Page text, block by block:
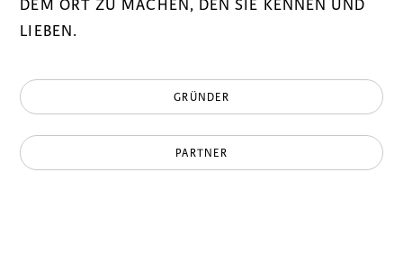
DEM ORT ZU MACHEN, DEN SIE KENNEN UND
LIEBEN.
GRÜNDER
PARTNER